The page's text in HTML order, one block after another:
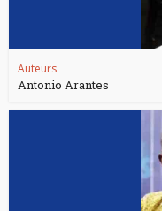
Auteurs
Antonio Arantes